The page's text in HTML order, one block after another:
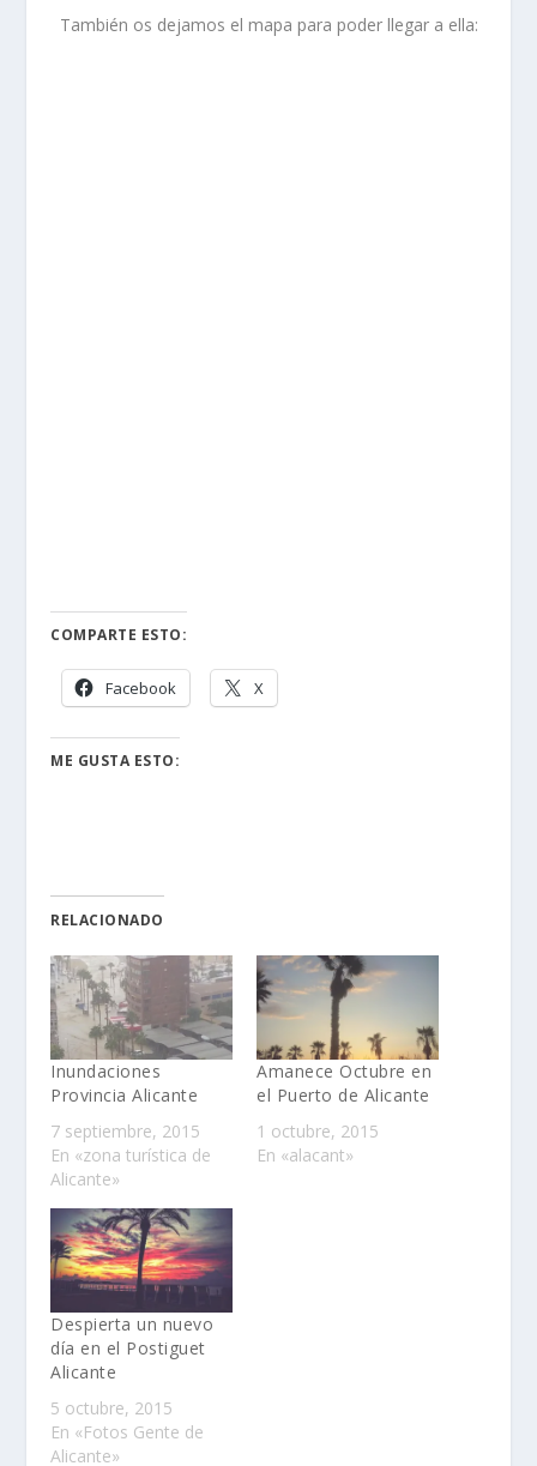
También os dejamos el mapa para poder llegar a ella:
COMPARTE ESTO:
Facebook X
ME GUSTA ESTO:
RELACIONADO
Inundaciones
Provincia Alicante
7 septiembre, 2015
En «zona turística de
Alicante»
Amanece Octubre en
el Puerto de Alicante
1 octubre, 2015
En «alacant»
Despierta un nuevo
día en el Postiguet
Alicante
5 octubre, 2015
En «Fotos Gente de
Alicante»